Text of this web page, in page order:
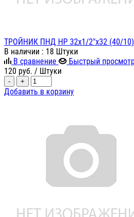
ТРОЙНИК ПНД НР 32х1/2"х32 (40/10)
В наличии : 18 Штуки
В сравнение
Быстрый
120 руб. / Штуки
- +
Добавить в корзину